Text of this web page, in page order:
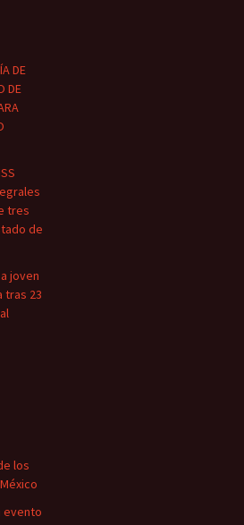
DE
DE
tres
de
joven
tras 23
los
evento